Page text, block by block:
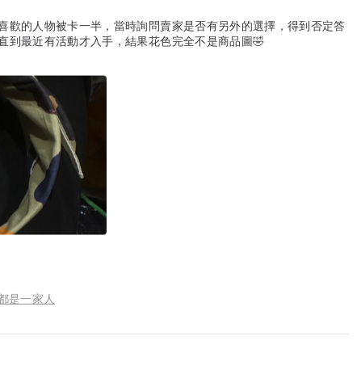
歡的人物被卡一半，當時詢問賣家是否有另外的選擇，得到否定答
到最近有活動才入手，結果花色完全不是商品圖🤣
是一家人